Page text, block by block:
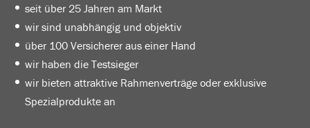
seit über 25 Jahren am Markt
wir sind unabhängig und objektiv
über 100 Versicherer aus einer Hand
wir haben die Testsieger
wir bieten attraktive Rahmenverträge oder exklusive
Spezialprodukte an